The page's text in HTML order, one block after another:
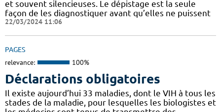
et souvent silencieuses. Le dépistage est la seule
façon de les diagnostiquer avant qu’elles ne puissent
22/03/2024 11:06
PAGES
relevance: 100%
Déclarations obligatoires
Il existe aujourd’hui 33 maladies, dont le VIH à tous les
stades de la maladie, pour lesquelles les biologistes et